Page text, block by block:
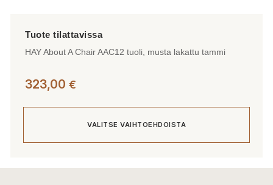
HAY About A Chair AAC12 tuoli, musta lakattu tammi
323,00 €
VALITSE VAIHTOEHDOISTA